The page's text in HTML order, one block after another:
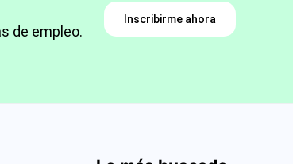
de empleo.
Inscribirme ahora